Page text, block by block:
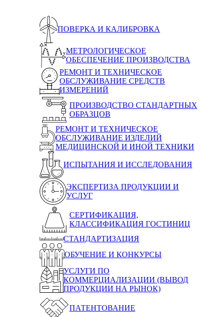
ПОВЕРКА И КАЛИБРОВКА
МЕТРОЛОГИЧЕСКОЕ
ОБЕСПЕЧЕНИЕ ПРОИЗВОДСТВА
РЕМОНТ И ТЕХНИЧЕСКОЕ
ОБСЛУЖИВАНИЕ СРЕДСТВ
ИЗМЕРЕНИЙ
ПРОИЗВОДСТВО СТАНДАРТНЫХ
ОБРАЗЦОВ
РЕМОНТ И ТЕХНИЧЕСКОЕ
ОБСЛУЖИВАНИЕ ИЗДЕЛИЙ
МЕДИЦИНСКОЙ И ИНОЙ ТЕХНИКИ
ИСПЫТАНИЯ И ИССЛЕДОВАНИЯ
ЭКСПЕРТИЗА ПРОДУКЦИИ И
УСЛУГ
СЕРТИФИКАЦИЯ,
КЛАССИФИКАЦИЯ ГОСТИНИЦ
СТАНДАРТИЗАЦИЯ
ОБУЧЕНИЕ И КОНКУРСЫ
УСЛУГИ ПО
КОММЕРЦИАЛИЗАЦИИ (ВЫВОД
ПРОДУКЦИИ НА РЫНОК)
ПАТЕНТОВАНИЕ